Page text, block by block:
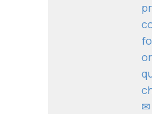
✉